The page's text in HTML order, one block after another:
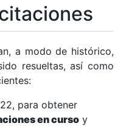
a modo de histórico,
resueltas, así como
para obtener
en curso y